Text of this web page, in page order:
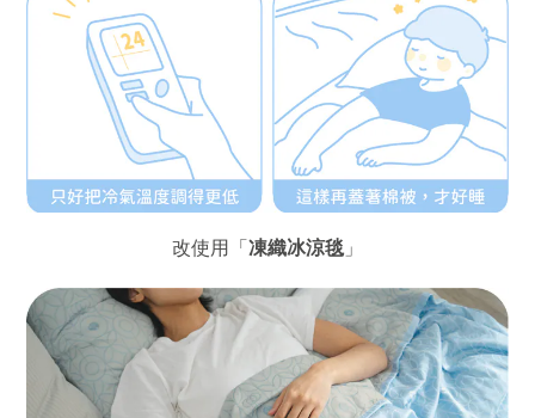
改使用「 凍織冰涼毯 」